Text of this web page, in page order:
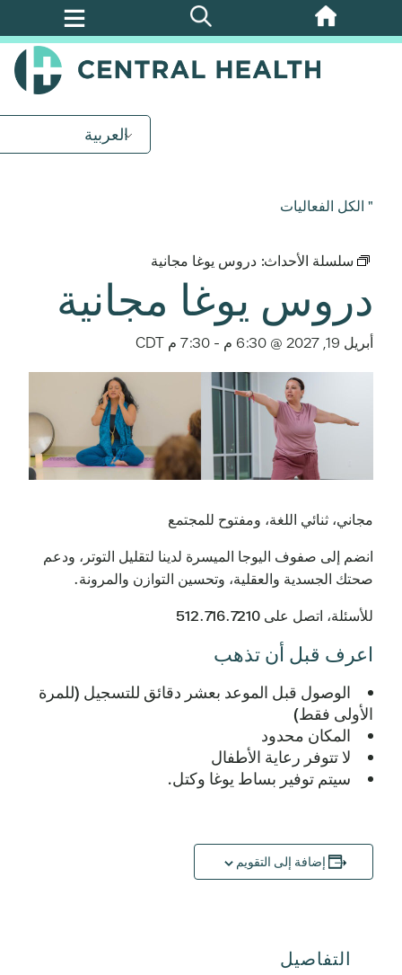
تخطي
العربية
" الكل الفعاليات
سلسلة الأحداث: دروس يوغا مجانية
دروس يوغا مجانية
أبريل 19, 2027 @ 6:30 م - 7:30 م CDT
مجاني، ثنائي اللغة، ومفتوح للمجتمع
انضم إلى صفوف اليوجا الميسرة لدينا لتقليل التوتر، ودعم
صحتك الجسدية والعقلية، وتحسين التوازن والمرونة.
للأسئلة، اتصل على 512.716.7210
اعرف قبل أن تذهب
الوصول قبل الموعد بعشر دقائق للتسجيل (للمرة
الأولى فقط)
المكان محدود
لا تتوفر رعاية الأطفال
سيتم توفير بساط يوغا وكتل.
إضافة إلى التقويم
التفاصيل